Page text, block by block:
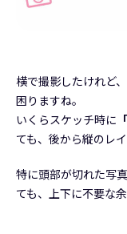
横で撮影したけれど
困りますね。
いくらスケッチ時に
ても、後から縦のレ
特に頭部が切れた写
ても、上下に不要な